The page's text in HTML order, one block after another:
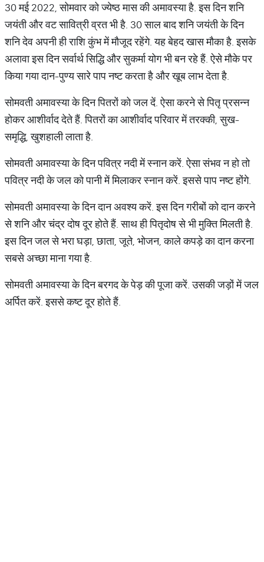
30 मई 2022, सोमवार को ज्येष्ठ मास की अमावस्या है. इस दिन शनि
जयंती और वट सावित्री व्रत भी है. 30 साल बाद शनि जयंती के दिन
शनि देव अपनी ही राशि कुंभ में मौजूद रहेंगे. यह बेहद खास मौका है. इसके
अलावा इस दिन सर्वार्थ सिद्धि और सुकर्मा योग भी बन रहे हैं. ऐसे मौके पर
किया गया दान-पुण्‍य सारे पाप नष्‍ट करता है और खूब लाभ देता है.
सोमवती अमावस्‍या के दिन पितरों को जल दें. ऐसा करने से पितृ प्रसन्‍न
होकर आशीर्वाद देते हैं. पितरों का आशीर्वाद परिवार में तरक्‍की, सुख-
समृद्धि, खुशहाली लाता है.
सोमवती अमावस्‍या के दिन पवित्र नदी में स्‍नान करें. ऐसा संभव न हो तो
पवित्र नदी के जल को पानी में मिलाकर स्‍नान करें. इससे पाप नष्‍ट होंगे.
सोमवती अमावस्या के दिन दान अवश्‍य करें. इस दिन गरीबों को दान करने
से शनि और चंद्र दोष दूर होते हैं. साथ ही पितृदोष से भी मुक्ति मिलती है.
इस दिन जल से भरा घड़ा, छाता, जूते, भोजन, काले कपड़े का दान करना
सबसे अच्‍छा माना गया है.
सोमवती अमावस्या के दिन बरगद के पेड़ की पूजा करें. उसकी जड़ों में जल
अर्पित करें. इससे कष्‍ट दूर होते हैं.